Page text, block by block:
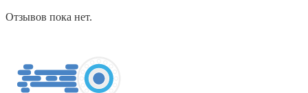
Отзывов пока нет.